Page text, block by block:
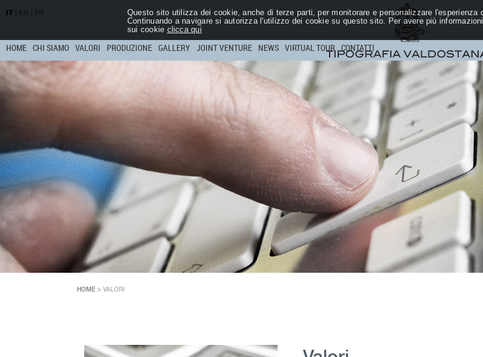
Questo sito utilizza dei cookie, anche di terze parti, per monitorare e personalizzare l'esperienza
Continuando a navigare si autorizza l'utilizzo dei cookie su questo sito. Per avere più
sui cookie clicca qui
IT
HOME CHI SIAMO VALORI PRODUZIONE GALLERY JOINT VENTURE NEWS VIRTUAL TOUR CONTATTI
HOME > VALORI